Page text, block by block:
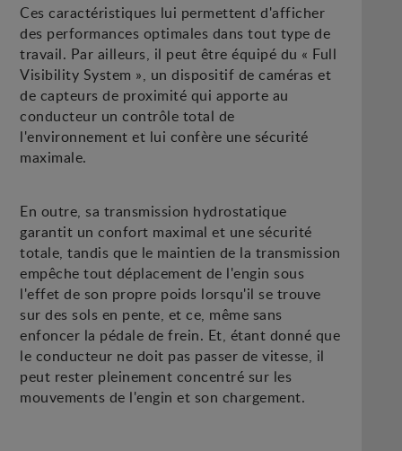
Ces caractéristiques lui permettent d'afficher
des performances optimales dans tout type de
travail. Par ailleurs, il peut être équipé du « Full
Visibility System », un dispositif de caméras et
de capteurs de proximité qui apporte au
conducteur un contrôle total de
l'environnement et lui confère une sécurité
maximale.
En outre, sa transmission hydrostatique
garantit un confort maximal et une sécurité
totale, tandis que le maintien de la transmission
empêche tout déplacement de l'engin sous
l'effet de son propre poids lorsqu'il se trouve
sur des sols en pente, et ce, même sans
enfoncer la pédale de frein. Et, étant donné que
le conducteur ne doit pas passer de vitesse, il
peut rester pleinement concentré sur les
mouvements de l'engin et son chargement.